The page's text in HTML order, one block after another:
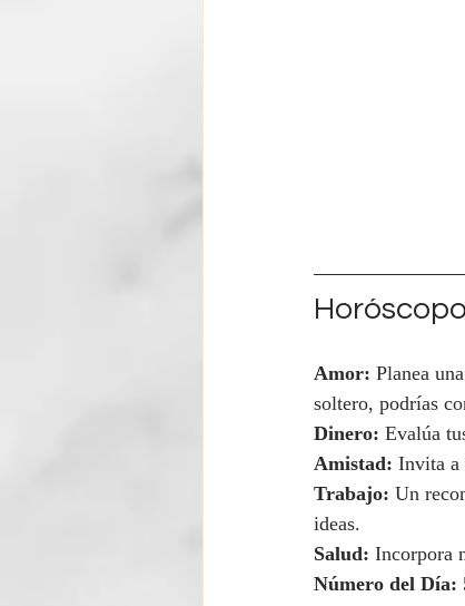
Amor: Planea
soltero, podrías
Dinero: Evalúa
Amistad: Invita a
Trabajo: Un
ideas.
Salud: Incorpora
Número del Día: